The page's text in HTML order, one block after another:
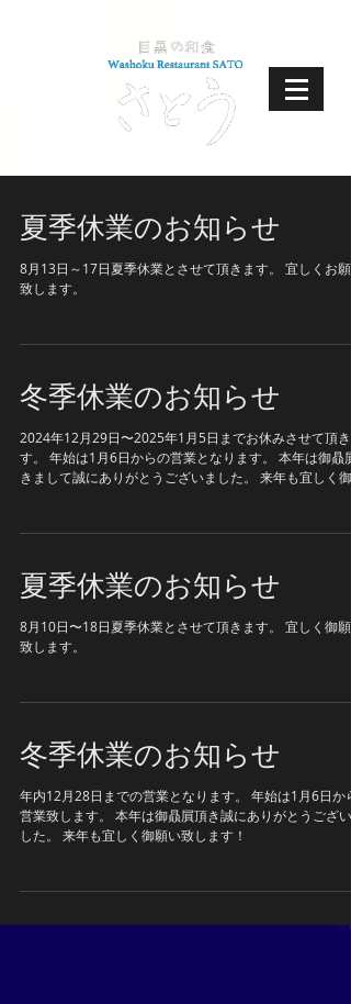
夏季休業のお知らせ
8月13日～17日夏季休業とさせて頂きます。 宜しくお願
致します。
冬季休業のお知らせ
2024年12月29日〜2025年1月5日までお休みさせて頂き
す。 年始は1月6日からの営業となります。 本年は御贔
きまして誠にありがとうございました。 来年も宜しく御
夏季休業のお知らせ
8月10日〜18日夏季休業とさせて頂きます。 宜しく御願
致します。
冬季休業のお知らせ
年内12月28日までの営業となります。 年始は1月6日から
営業致します。 本年は御贔屓頂き誠にありがとうござい
した。 来年も宜しく御願い致します！